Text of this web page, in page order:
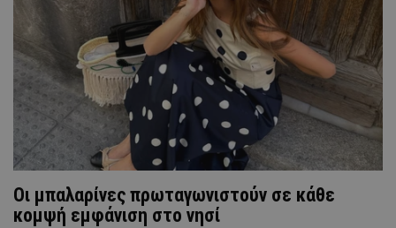
Oι μπαλαρίνες πρωταγωνιστούν σε κάθε
κομψή εμφάνιση στο νησί